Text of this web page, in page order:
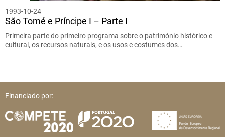
1993-10-24
São Tomé e Príncipe I – Parte I
Primeira parte do primeiro programa sobre o património histórico e
cultural, os recursos naturais, e os usos e costumes dos…
Financiado por: